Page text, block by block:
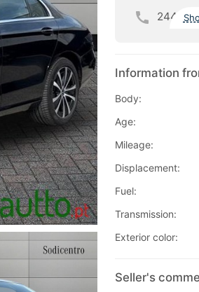
244
Information
Body:
Age:
Mileage:
Displacement:
Fuel:
Transmission:
Exterior color:
Seller's